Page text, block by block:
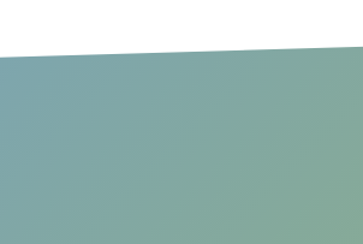
ist kostenlos. Spenden werden jedoch